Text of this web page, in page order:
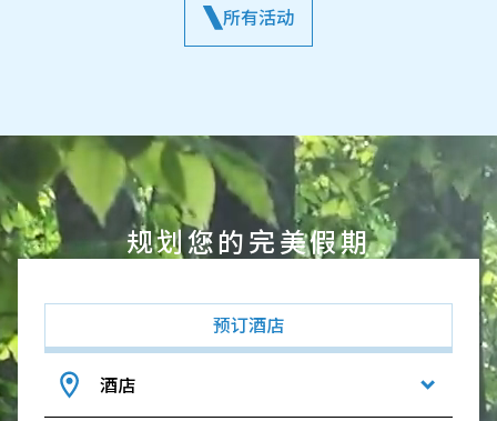
所有活动
规划您的完美假期
预订酒店
酒店